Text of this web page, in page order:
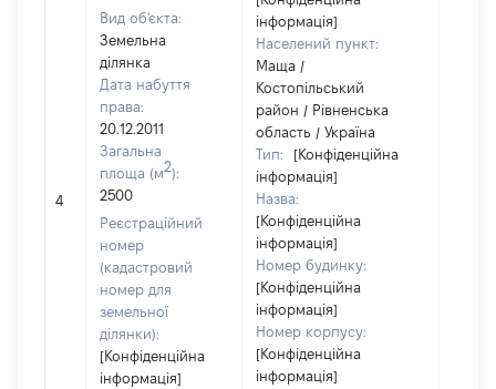
4
Вид об'єкта:
Земельна
ділянка
Дата набуття
права:
20.12.2011
Загальна
площа (м2):
2500
Реєстраційний
номер
(кадастровий
номер для
земельної
ділянки):
[Конфіденційна
інформація]
інформація]
Населений пункт:
Маща /
Костопільський
район / Рівненська
область / Україна
Тип:
[Конфіденційна
інформація]
Назва:
[Конфіденційна
інформація]
Номер будинку:
[Конфіденційна
інформація]
Номер корпусу:
[Конфіденційна
інформація]